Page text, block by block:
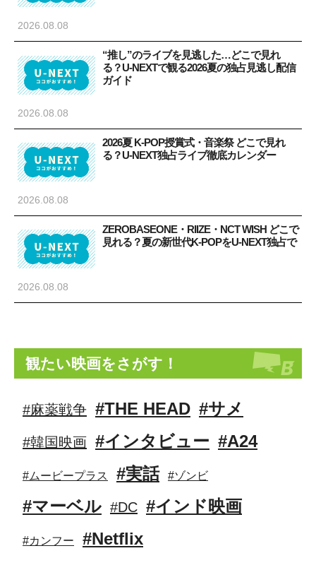
2026.08.08
“推し”のライブを見逃した…どこで見れ
る？U-NEXTで観る2026夏の独占見逃し配信
ガイド
2026.08.08
2026夏 K-POP授賞式・音楽祭 どこで見れ
る？U-NEXT独占ライブ徹底カレンダー
2026.08.08
ZEROBASEONE・RIIZE・NCT WISH どこで
見れる？夏の新世代K-POPをU-NEXT独占で
2026.08.08
観たい映画をさがす！
#麻薬戦争 #THE HEAD #サメ
#韓国映画 #インタビュー #A24
#ムービープラス #実話 #ゾンビ
#マーベル #DC #インド映画
#カンフー #Netflix